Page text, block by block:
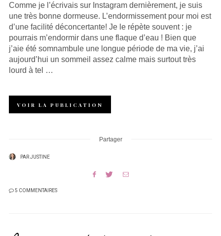
Comme je l’écrivais sur Instagram dernièrement, je suis
une très bonne dormeuse. L’endormissement pour moi est
d’une facilité déconcertante! Je le répète souvent : je
pourrais m’endormir dans une flaque d’eau ! Bien que
j’aie été somnambule une longue période de ma vie, j’ai
aujourd’hui un sommeil assez calme mais surtout très
lourd à tel …
VOIR LA PUBLICATION
Partager
PARJUSTINE
5 COMMENTAIRES